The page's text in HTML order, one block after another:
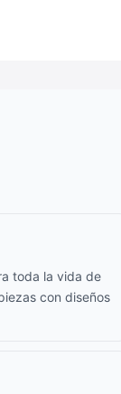
toda la vida de
con diseños